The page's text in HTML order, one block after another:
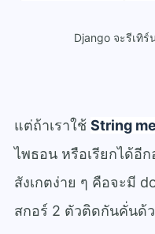
Django จะรีเทิ
แต่ถ้าเราใช้ String
ไพธอน หรือเรียกได้อี
สังเกตง่าย ๆ คือจะมี
สกอร์ 2 ตัวติดกันคั่นด้